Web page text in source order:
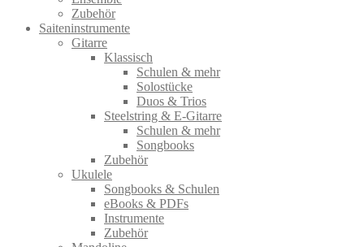
Zubehör
Saiteninstrumente
Gitarre
Klassisch
Schulen & mehr
Solostücke
Duos & Trios
Steelstring & E-Gitarre
Schulen & mehr
Songbooks
Zubehör
Ukulele
Songbooks & Schulen
eBooks & PDFs
Instrumente
Zubehör